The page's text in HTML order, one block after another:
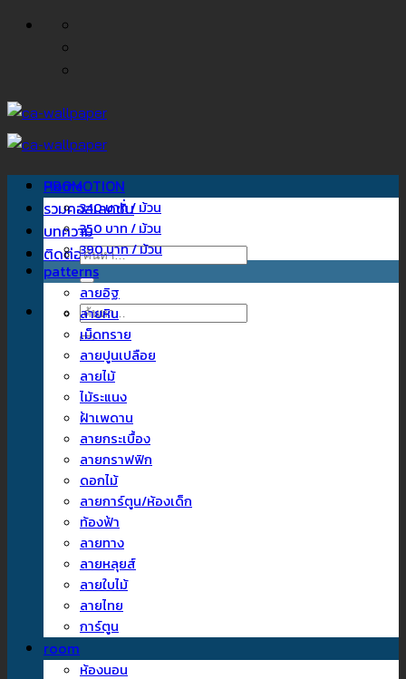
ข้าม
Home
รวมคอลเลคชั่น
บทความ
ติดต่อเรา
ค้นหา:
ค้นหา:
PROMOTION
340 บาท / ม้วน
350 บาท / ม้วน
390 บาท / ม้วน
patterns
ลายอิฐ
ลายหิน
เม็ดทราย
ลายปูนเปลือย
ลายไม้
ไม้ระแนง
ฝ้าเพดาน
ลายกระเบื้อง
ลายกราฟฟิก
ดอกไม้
ลายการ์ตูน/ห้องเด็ก
ท้องฟ้า
ลายทาง
ลายหลุยส์
ลายใบไม้
ลายไทย
การ์ตูน
room
ห้องนอน